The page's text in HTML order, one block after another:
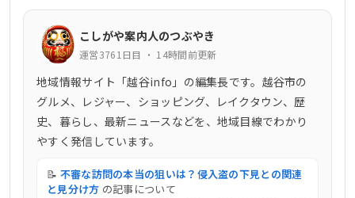
こしがや案内人のつぶやき
運営3761日目 ・ 14時間前更新
地域情報サイト「越谷info」の編集長です。越谷市の
グルメ、レジャー、ショッピング、レイクタウン、歴
史、暮らし、最新ニュースなどを、地域目線でわかり
やすく発信しています。
📝 不審な訪問の本当の狙いは？侵入盗の下見との関連
と見分け方 の記事について